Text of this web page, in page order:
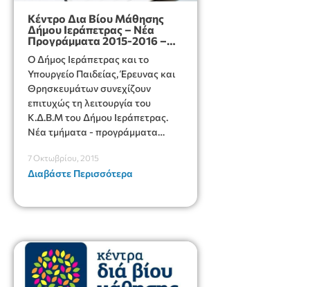
Κέντρο Δια Βίου Μάθησης
Δήμου Ιεράπετρας – Νέα
Προγράμματα 2015-2016 –
Ο Δήμος Ιεράπετρας και το
Υπουργείο Παιδείας, Έρευνας και
Θρησκευμάτων συνεχίζουν
επιτυχώς τη λειτουργία του
Κ.Δ.Β.Μ του Δήμου Ιεράπετρας.
Νέα τμήματα - προγράμματα
7 Οκτωβρίου, 2015
Διαβάστε Περισσότερα